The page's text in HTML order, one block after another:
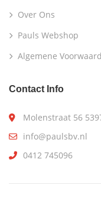
Over Ons
Pauls Webshop
Algemene
Contact Info
Molenstraat 56
info@paulsbv.nl
0412 745096